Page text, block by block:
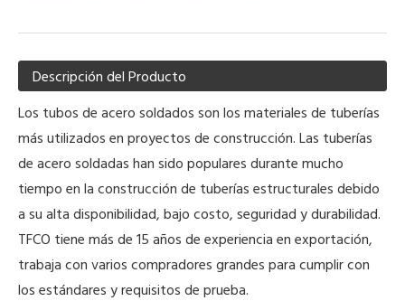
Descripción del Producto
Los tubos de acero soldados son los materiales de tuberías
más utilizados en proyectos de construcción. Las tuberías
de acero soldadas han sido populares durante mucho
tiempo en la construcción de tuberías estructurales debido
a su alta disponibilidad, bajo costo, seguridad y durabilidad.
TFCO tiene más de 15 años de experiencia en exportación,
trabaja con varios compradores grandes para cumplir con
los estándares y requisitos de prueba.